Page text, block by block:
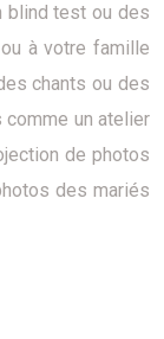
blind test ou des
à votre famille
chants ou des
un atelier
de photos
des mariés